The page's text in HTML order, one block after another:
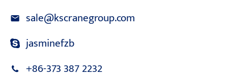
sale@kscranegroup.com
jasminefzb
+86-373 387 2232